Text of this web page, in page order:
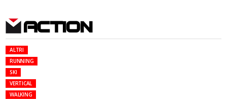
ACTION
ALTRI
RUNNING
SKI
VERTICAL
WALKING